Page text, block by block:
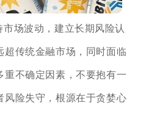
场波动，建立长期风险认
超传统金融市场，同时面临
重不确定因素，不要抱有一
风险失守，根源在于贪婪心